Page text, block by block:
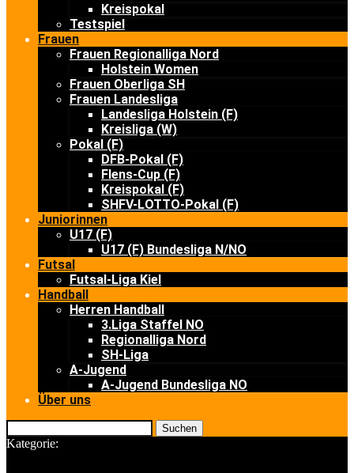
Kreispokal
Testspiel
Frauen
Frauen Regionalliga Nord
Holstein Women
Frauen Oberliga SH
Frauen Landesliga
Landesliga Holstein (F)
Kreisliga (W)
Pokal (F)
DFB-Pokal (F)
Flens-Cup (F)
Kreispokal (F)
SHFV-LOTTO-Pokal (F)
Juniorinnen
U17 (F)
U17 (F) Bundesliga N/NO
Futsal
Futsal-Liga Kiel
Handball
Herren Handball
3.Liga Staffel NO
Regionalliga Nord
SH-Liga
A-Jugend
A-Jugend Bundesliga NO
Über uns
Suchen
Kategorie: